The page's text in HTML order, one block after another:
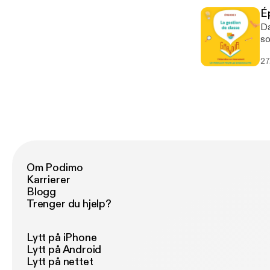
lycée. Garder du lien,
Om Podimo
Karrierer
Blogg
Trenger du hjelp?
Lytt på iPhone
Lytt på Android
Lytt på nettet